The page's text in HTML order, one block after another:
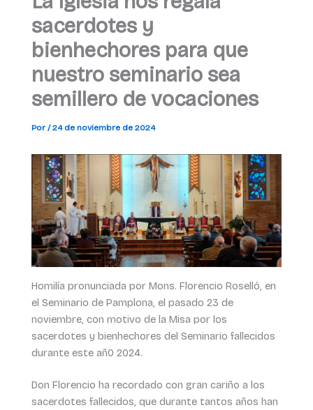
sacerdotes y
bienhechores para que
nuestro seminario sea
semillero de vocaciones
Por /24 de noviembre de 2024
Homilía pronunciada por Mons. Florencio Roselló, en
el Seminario de Pamplona, el pasado 23 de
noviembre, con motivo de la Misa por los
sacerdotes y bienhechores del Seminario fallecidos
durante este añ0 2024.
Don Florencio ha recordado con gran cariño a los
sacerdotes fallecidos, que durante tantos años han